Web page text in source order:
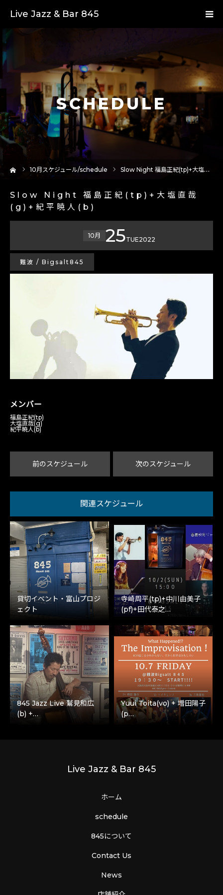
Live Jazz & Bar 845
SCHEDULE
10月スケジュール/schedule Slow Night 福島正紀(tp)+大塩直哉(g)+紀平暁人(b)
Slow Night 福島正紀(tp)+大塩直哉
(g)+紀平暁人(b)
10月 25TUE2022
難波 / Bigsalt845
メンバー
福島正紀(tp)
大塩直哉(g)
紀平暁人(b)
前のスケジュール 次のスケジュール
関連スケジュール
貸切イベント・富山プロジ
ェクト
寺崎周平(tp)+中川由美子
(pf)+田代泰之…
845 Jazz Live 鷲見和広
(b) +…
Yuui Toita(vo) + 増田陽子
(p…
Live Jazz & Bar 845
ホーム
schedule
845について
Contact Us
News